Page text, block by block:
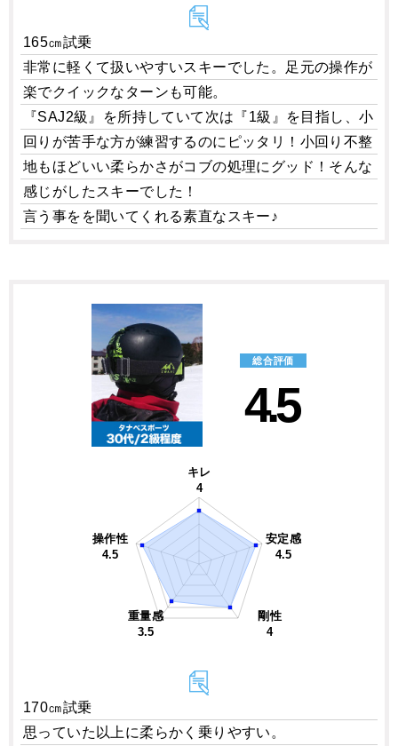
165㎝試乗
非常に軽くて扱いやすいスキーでした。足元の操作が
楽でクイックなターンも可能。
『SAJ2級』を所持していて次は『1級』を目指し、小
回りが苦手な方が練習するのにピッタリ！小回り不整
地もほどいい柔らかさがコブの処理にグッド！そんな
感じがしたスキーでした！
言う事をを聞いてくれる素直なスキー♪
総合評価
4.5
キレ
4
安定感
4.5
剛性
4
重量感
3.5
操作性
4.5
170㎝試乗
思っていた以上に柔らかく乗りやすい。